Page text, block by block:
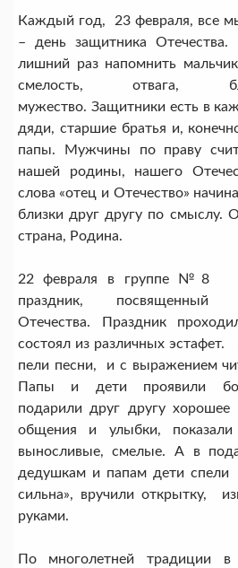
Каждый год, 23 февраля, все
– день защитника
лишний раз напомнить
смелость, отвага,
мужество. Защитники есть в
дяди, старшие братья и,
папы. Мужчины по праву
нашей родины, нашего
слова «отец и Отечество»
близки друг другу по смыслу.
страна, Родина.
22 февраля в группе №8
праздник,
Отечества. Праздник
состоял из различных эстафет.
пели песни, и с выражением
Папы и дети проявили
подарили друг другу хорошее
общения и улыбки,
выносливые, смелые. А в
дедушкам и папам дети
сильна», вручили открытку,
руками.
По многолетней традиции